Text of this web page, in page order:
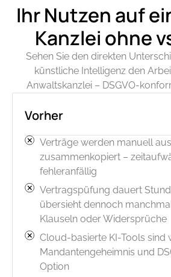
Ihr Nutzen auf
Kanzlei ohne
Sehen Sie den direkten
künstliche Intelligenz den
Anwaltskanzlei – DSGVO-
Vorher
Verträge werden manuell
zusammenkopiert –
fehleranfällig
Vertragspüfung dauert
übersieht dennoch
Klauseln oder Widersprüche
Cloud-basierte KI-Tools sind
Mandantengeheimnis und
Option